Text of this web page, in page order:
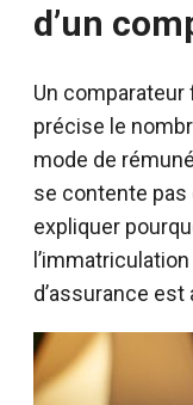
d’un
Un comparateur
précise le
mode de
se contente pas
expliquer
d’assurance